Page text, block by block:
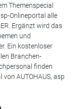
Themenspecial
Onlineportal alle
Ergänzt wird das
und
Ein kostenloser
Branchen-
finden
AUTOHAUS, asp